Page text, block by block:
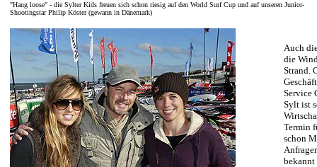
"Hang loose" - die Sylter Kids freuen sich schon riesig auf den World Surf Cup und auf unseren Junior-
Shootingstar Philip Köster (gewann in Dänemark)
Auch
die
Strand.
Service
Sylt ist
Termin
schon
bekannt